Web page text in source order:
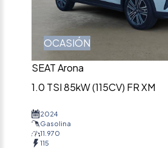
OCASIÓN
SEAT Arona
1.0 TSI 85kW (115CV) FR XM
2024
Gasolina
11.970
115